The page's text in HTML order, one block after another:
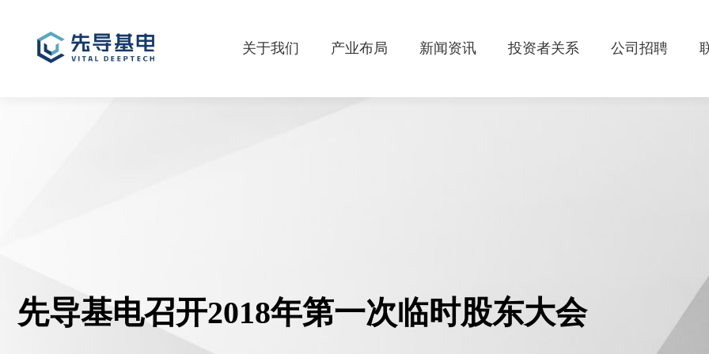
关于我们 产业布局 新闻资讯 投资者关系 公司招聘
先导基电召开2018年第一次临时股东大会